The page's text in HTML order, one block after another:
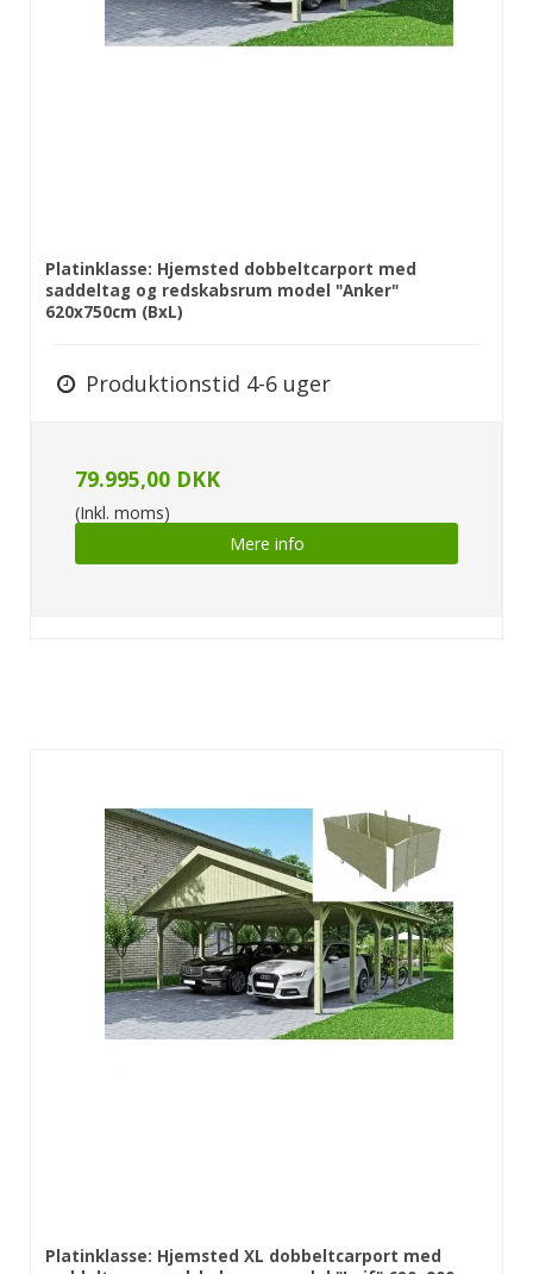
Platinklasse: Hjemsted dobbeltcarport med
saddeltag og redskabsrum model "Anker"
620x750cm (BxL)
Produktionstid 4-6 uger
79.995,00 DKK
(Inkl. moms)
Mere info
Platinklasse: Hjemsted XL dobbeltcarport med